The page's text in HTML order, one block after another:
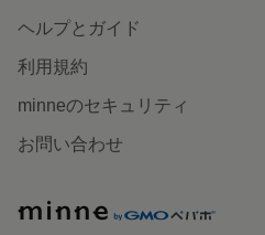
ヘルプとガイド
利用規約
minneのセキュリティ
お問い合わせ